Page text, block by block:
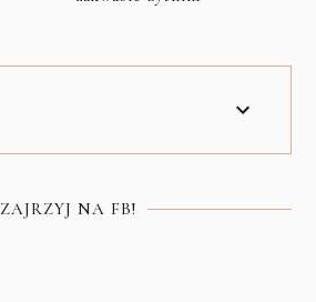
ZAJRZYJ NA FB!